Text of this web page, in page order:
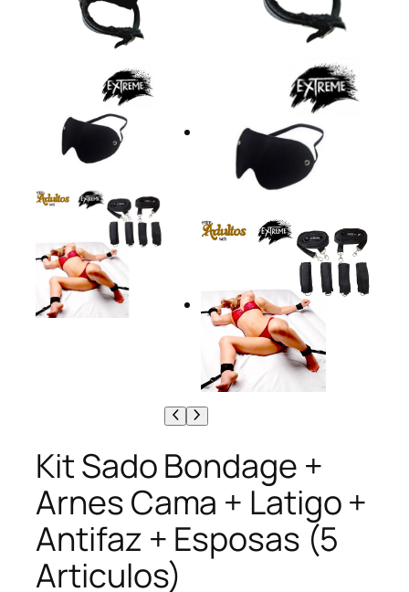
Kit Sado Bondage +
Arnes Cama + Latigo +
Antifaz + Esposas (5
Articulos)